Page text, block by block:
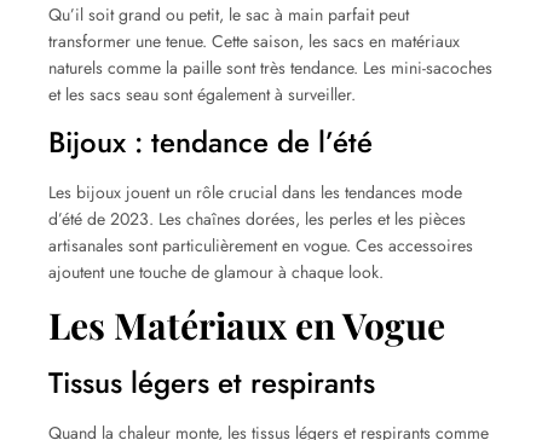
Qu’il soit grand ou petit, le sac à main parfait peut
transformer une tenue. Cette saison, les sacs en matériaux
naturels comme la paille sont très tendance. Les mini-sacoches
et les sacs seau sont également à surveiller.
Bijoux : tendance de l’été
Les bijoux jouent un rôle crucial dans les tendances mode
d’été de 2023. Les chaînes dorées, les perles et les pièces
artisanales sont particulièrement en vogue. Ces accessoires
ajoutent une touche de glamour à chaque look.
Les Matériaux en Vogue
Tissus légers et respirants
Quand la chaleur monte, les tissus légers et respirants comme